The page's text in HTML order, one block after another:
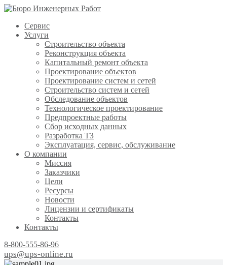
Сервис
Услуги
Строительство объекта
Реконструкция объекта
Капитальный ремонт объекта
Проектирование объектов
Проектирование систем и сетей
Строительство систем и сетей
Обследование объектов
Технологическое проектирование
Предпроектные работы
Сбор исходных данных
Разработка ТЗ
Эксплуатация, сервис, обслуживание
О компании
Миссия
Заказчики
Цели
Ресурсы
Новости
Лицензии и сертификаты
Контакты
Контакты
8-800-555-86-96
ups@ups-online.ru